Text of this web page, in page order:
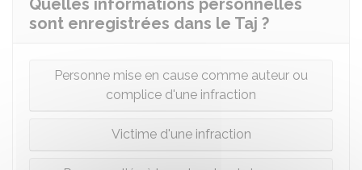
Quelles informations personnelles
sont enregistrées dans le Taj ?
Personne mise en cause comme auteur ou
complice d'une infraction
Victime d'une infraction